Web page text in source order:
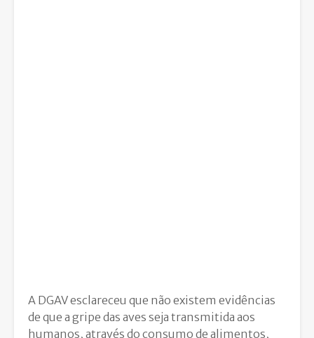
A DGAV esclareceu que não existem evidências
de que a gripe das aves seja transmitida aos
humanos, através do consumo de alimentos,